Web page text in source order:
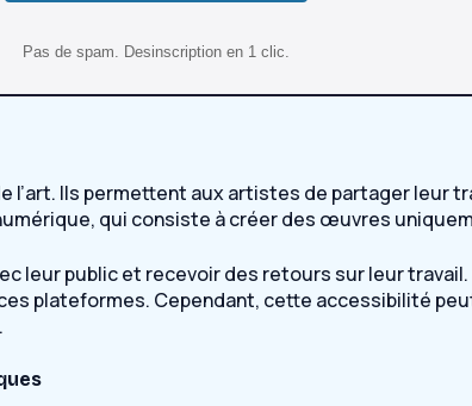
Pas de spam. Desinscription en 1 clic.
Ils permettent aux artistes de partager leur
qui consiste à créer des œuvres
leur public et recevoir des retours sur leur
plateformes. Cependant, cette accessibilité